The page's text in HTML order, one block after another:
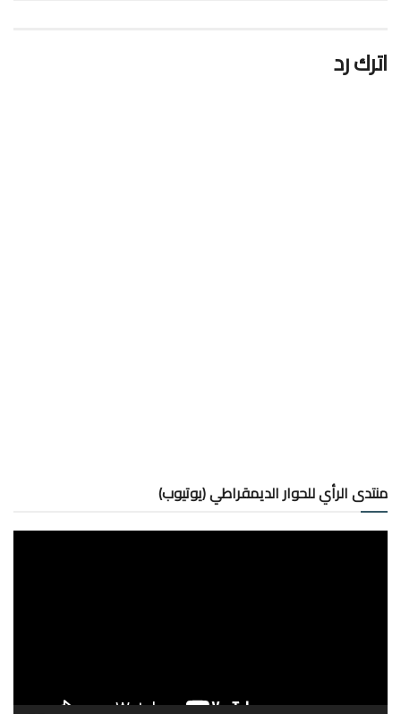
اترك رد
منتدى الرأي للحوار الديمقراطي (يوتيوب)